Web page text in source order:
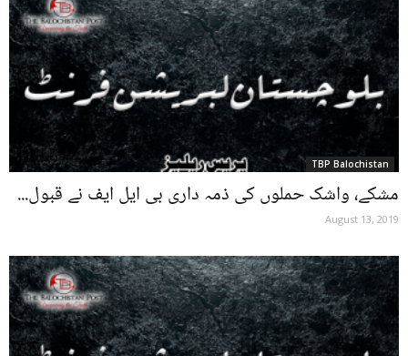
TBP Balochistan
مشکے، واشک حملوں کی ذمہ داری بی ایل ایف نے قبول...
August 13, 2019